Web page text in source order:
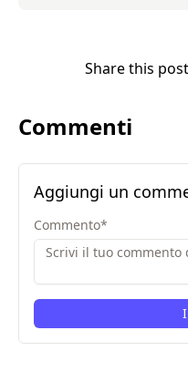
Share this
Commenti
Aggiungi un
Commento*